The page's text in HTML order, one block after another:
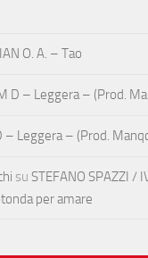
O. A. – Tao
D – Leggera – (Prod.
– Leggera – (Prod.
su STEFANO SPAZZI /
per amare